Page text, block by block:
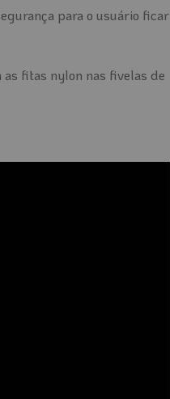
para o usuário ficar
as fitas nylon nas fivelas de